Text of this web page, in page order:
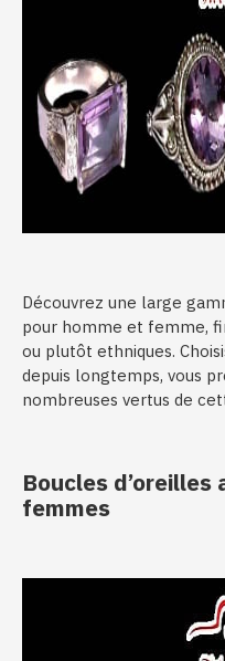
Découvrez une large
pour homme et femme,
ou plutôt ethniques.
depuis longtemps, vous
nombreuses vertus de
Boucles
femmes